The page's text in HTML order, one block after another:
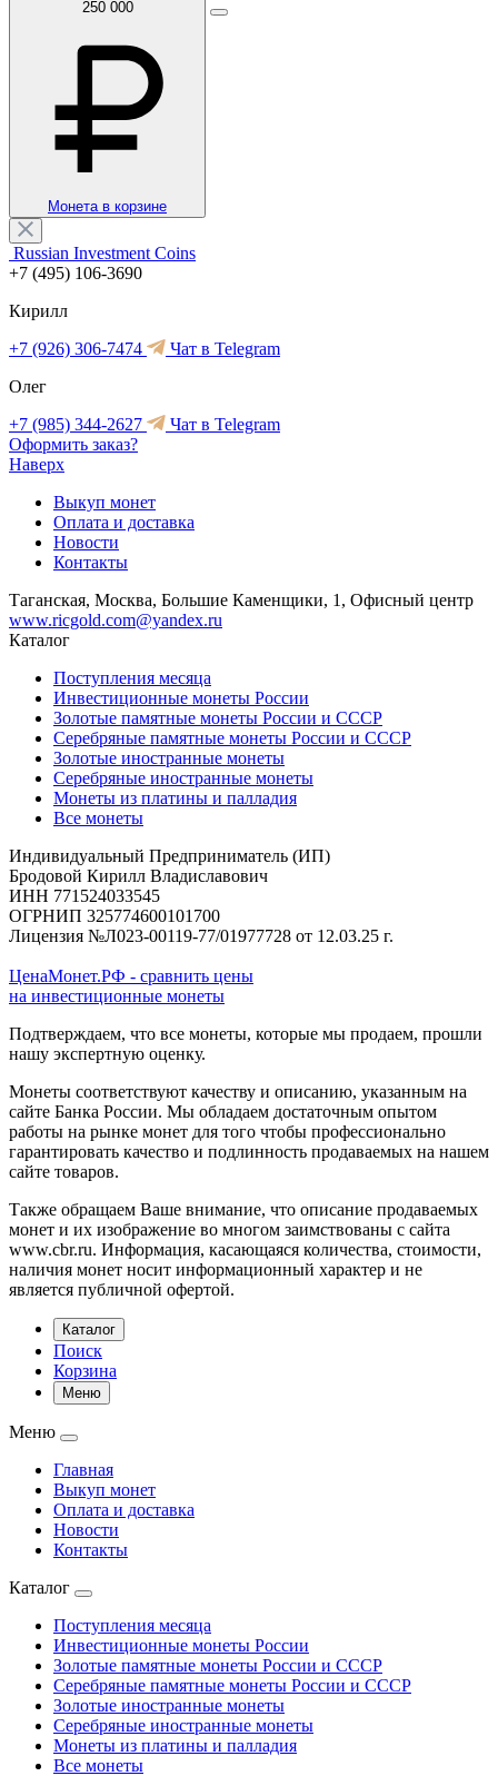
250 000
Монета в корзине
Russian Investment Coins
+7 (495) 106-3690
Кирилл
+7 (926) 306-7474
Чат в Telegram
Олег
+7 (985) 344-2627
Чат в Telegram
Оформить заказ?
Наверх
Выкуп монет
Оплата и доставка
Новости
Контакты
Таганская, Москва, Большие Каменщики, 1, Офисный центр
www.ricgold.com@yandex.ru
Каталог
Поступления месяца
Инвестиционные монеты России
Золотые памятные монеты России и СССР
Серебряные памятные монеты России и СССР
Золотые иностранные монеты
Серебряные иностранные монеты
Монеты из платины и палладия
Все монеты
Индивидуальный Предприниматель (ИП)
Бродовой Кирилл Владиславович
ИНН 771524033545
ОГРНИП 325774600101700
Лицензия №Л023-00119-77/01977728 от 12.03.25 г.
ЦенаМонет.РФ - сравнить цены
на инвестиционные монеты
Подтверждаем, что все монеты, которые мы продаем, прошли
нашу экспертную оценку.
Монеты соответствуют качеству и описанию, указанным на
сайте Банка России. Мы обладаем достаточным опытом
работы на рынке монет для того чтобы профессионально
гарантировать качество и подлинность продаваемых на нашем
сайте товаров.
Также обращаем Ваше внимание, что описание продаваемых
монет и их изображение во многом заимствованы с сайта
www.cbr.ru. Информация, касающаяся количества, стоимости,
наличия монет носит информационный характер и не
является публичной офертой.
Каталог
Поиск
Корзина
Меню
Меню
Главная
Выкуп монет
Оплата и доставка
Новости
Контакты
Каталог
Поступления месяца
Инвестиционные монеты России
Золотые памятные монеты России и СССР
Серебряные памятные монеты России и СССР
Золотые иностранные монеты
Серебряные иностранные монеты
Монеты из платины и палладия
Все монеты